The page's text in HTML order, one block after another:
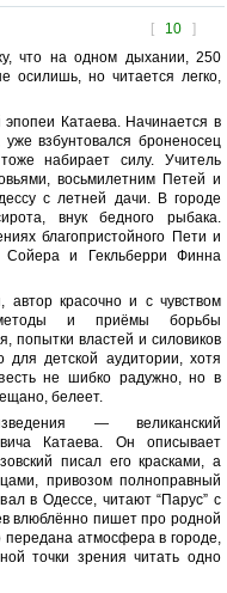
[ 10 ]
что на одном дыхании, 250
но читается легко,
эпопеи Катаева. Начинается в
взбунтовался броненосец
набирает силу. Учитель
восьмилетним Петей и
с летней дачи. В городе
внук бедного рыбака.
благопристойного Пети и
Сойера и Гекльберри Финна
автор красочно и с чувством
и приёмы борьбы
попытки властей и силовиков
для детской аудитории, хотя
не шибко радужно, но в
белеет.
— великанский
Катаева. Он описывает
писал его красками, а
привозом полноправный
в Одессе, читают “Парус” с
влюблённо пишет про родной
атмосфера в городе,
точки зрения читать одно